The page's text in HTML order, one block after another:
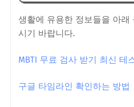
생활에 유용한 정보들을 아래
시기 바랍니다.
MBTI 무료 검사 받기 최신 테
구글 타임라인 확인하는 방법